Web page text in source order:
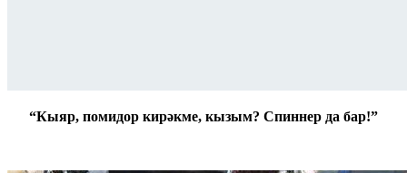
“Кыяр, помидор кирәкме, кызым? Спиннер да бар!”